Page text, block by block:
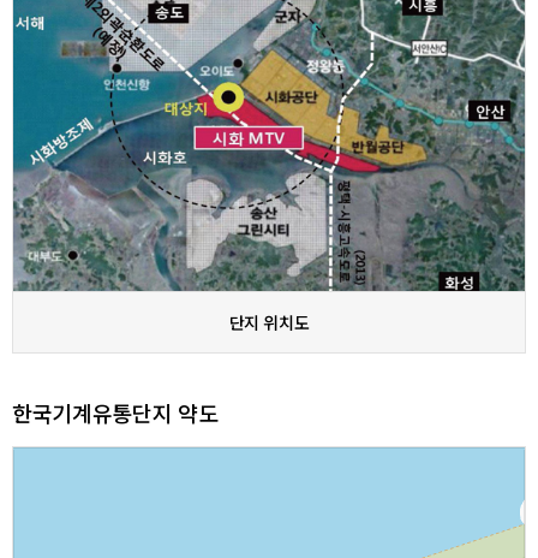
단지 위치도
한국기계유통단지 약도